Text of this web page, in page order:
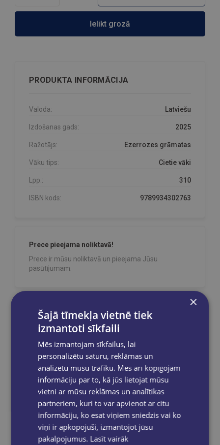
Ielikt grozā
PRODUKTA INFORMĀCIJA
Valoda: Latviešu
Izdošanas gads: 2025
Ražotājs: Ezerrozes grāmatas
Vāku tips: Cietie vāki
Lpp.: 310
ISBN kods: 9789934302763
Prece pieejama noliktavā!
Prece ir mūsu noliktavā un pieejama Jūsu
pasūtījumam.
Reģistrējies un saņem 10% atlaidi pilnas
cenas precēm.
Apmaksātie pasūtījumi tiekapstrādāti un
izsūtīti 2-5 darba dienu laikā.
Bezmaksas piegādeuz OMNIVA
pakomātiem Latvijā pasūtījumiem no €40.00.
Bezmaksas piegāde jebkurā GLOBUSS
grāmatnīcā 1-5 darba dienu laikā, kad
pasūtījums būs gatavs saņemšanai, saņemsi
e-pastu un/ vai SMS.
×
Šajā tīmekļa vietnē tiek
izmantoti sīkfaili
Mēs izmantojam sīkfailus, lai
personalizētu saturu, reklāmas un
analizētu mūsu trafiku. Mēs arī kopīgojam
informāciju par to, kā jūs lietojat mūsu
vietni ar mūsu reklāmas un analītikas
partneriem, kuri to var apvienot ar citu
informāciju, ko esat viņiem sniedzis vai ko
viņi ir apkopojuši, izmantojot jūsu
pakalpojumus. Lasīt vairāk